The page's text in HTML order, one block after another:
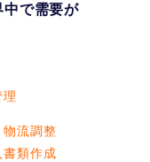
中で需要が
理
物流調整
書類作成